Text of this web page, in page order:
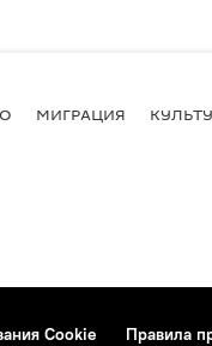
МИГРАЦИЯ
Cookie
Правила